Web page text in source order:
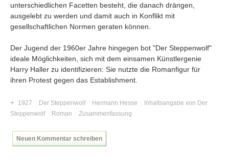
unterschiedlichen Facetten besteht, die danach drängen,
ausgelebt zu werden und damit auch in Konflikt mit
gesellschaftlichen Normen geraten können.
Der Jugend der 1960er Jahre hingegen bot "Der Steppenwolf"
ideale Möglichkeiten, sich mit dem einsamen Künstlergenie
Harry Haller zu identifizieren: Sie nutzte die Romanfigur für
ihren Protest gegen das Establishment.
+ 1927 Der Steppenwolf Hermann Hesse
Inhaltsangabe von Der
Steppenwolf
Roman Zusammenfassung
Neuen Kommentar schreiben